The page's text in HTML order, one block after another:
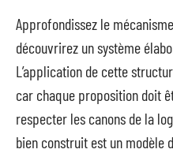
Approfondissez le
découvrirez un système
L’application de cette
car chaque proposition doit
respecter les canons de la
bien construit est un modèle